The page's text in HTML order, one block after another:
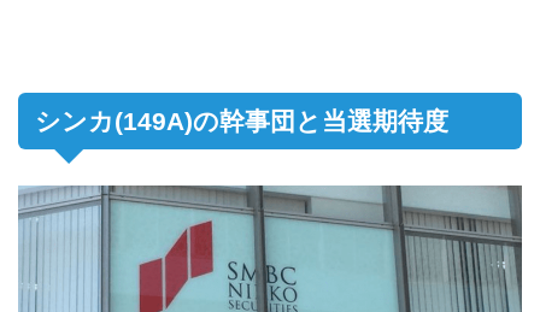
シンカ(149A)の幹事団と当選期待度